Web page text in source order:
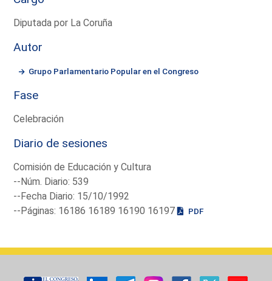
Diputada por La Coruña
Autor
Grupo Parlamentario Popular en el Congreso
Fase
Celebración
Diario de sesiones
Comisión de Educación y Cultura
--Núm. Diario: 539
--Fecha Diario: 15/10/1992
--Páginas: 16186 16189 16190 16197
PDF